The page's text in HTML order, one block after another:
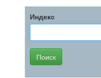
Индекс